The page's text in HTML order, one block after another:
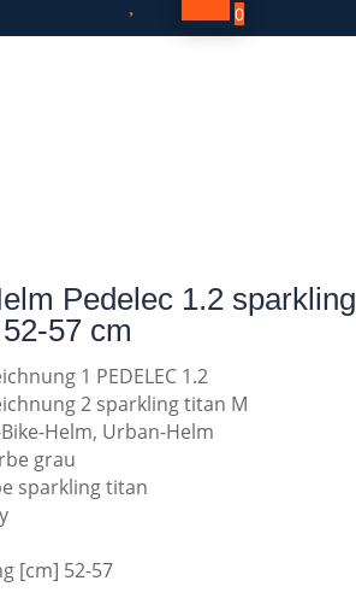
0
Pedelec 1.2 sparkling
57 cm
1 PEDELEC 1.2
2 sparkling titan M
Helm, Urban-Helm
grau
sparkling titan
[cm] 52-57